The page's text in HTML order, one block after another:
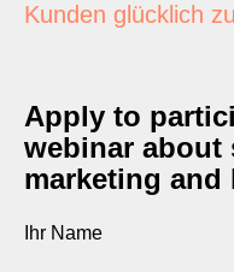
Kunden glücklich
Apply to
webinar about
marketing
Ihr Name